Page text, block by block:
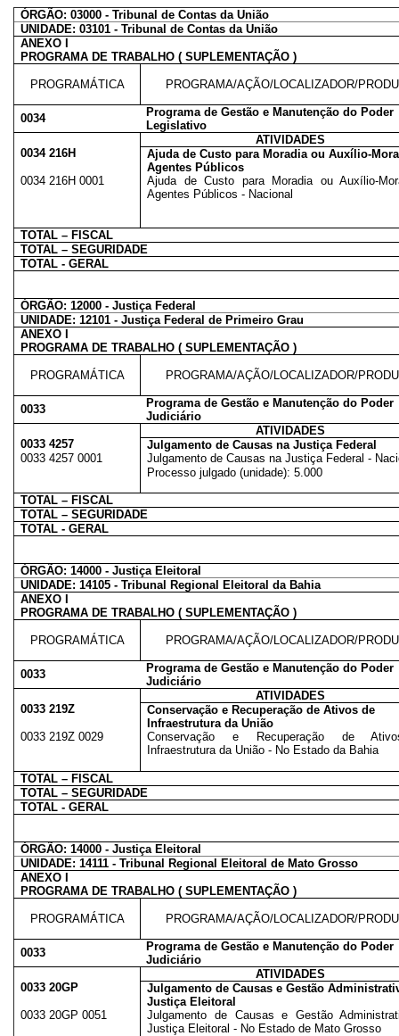
ÓRGÃO: 03000 - Tribunal de Contas da União
UNIDADE: 03101 - Tribunal de Contas da União
ANEXO I
PROGRAMA DE TRABALHO ( SUPLEMENTAÇÃO )
PROGRAMÁTICA PROGRAMA/AÇÃO/LOCALIZADOR/
0034
Programa de Gestão e Manutenção do Poder
Legislativo
ATIVIDADES
0034 216H
Ajuda de Custo para Moradia ou Auxílio-
Agentes Públicos
0034 216H 0001
Ajuda de Custo para Moradia ou Auxílio-
Agentes Públicos - Nacional
TOTAL – FISCAL
TOTAL – SEGURIDADE
TOTAL - GERAL
ÓRGÃO: 12000 - Justiça Federal
UNIDADE: 12101 - Justiça Federal de Primeiro Grau
ANEXO I
PROGRAMA DE TRABALHO ( SUPLEMENTAÇÃO )
PROGRAMÁTICA PROGRAMA/AÇÃO/LOCALIZADOR/
0033
Programa de Gestão e Manutenção do Poder
Judiciário
ATIVIDADES
0033 4257
Julgamento de Causas na Justiça Federal
0033 4257 0001
Julgamento de Causas na Justiça Federal -
Processo julgado (unidade): 5.000
TOTAL – FISCAL
TOTAL – SEGURIDADE
TOTAL - GERAL
ÓRGÃO: 14000 - Justiça Eleitoral
UNIDADE: 14105 - Tribunal Regional Eleitoral da Bahia
ANEXO I
PROGRAMA DE TRABALHO ( SUPLEMENTAÇÃO )
PROGRAMÁTICA PROGRAMA/AÇÃO/LOCALIZADOR/
0033
Programa de Gestão e Manutenção do Poder
Judiciário
ATIVIDADES
0033 219Z
Conservação e Recuperação de Ativos de
Infraestrutura da União
0033 219Z 0029
Conservação e Recuperação de
Infraestrutura da União - No Estado da Bahia
TOTAL – FISCAL
TOTAL – SEGURIDADE
TOTAL - GERAL
ÓRGÃO: 14000 - Justiça Eleitoral
UNIDADE: 14111 - Tribunal Regional Eleitoral de Mato Grosso
ANEXO I
PROGRAMA DE TRABALHO ( SUPLEMENTAÇÃO )
PROGRAMÁTICA PROGRAMA/AÇÃO/LOCALIZADOR/
0033
Programa de Gestão e Manutenção do Poder
Judiciário
ATIVIDADES
0033 20GP
Julgamento de Causas e Gestão
Justiça Eleitoral
0033 20GP 0051
Julgamento de Causas e Gestão
Justiça Eleitoral - No Estado de Mato Grosso